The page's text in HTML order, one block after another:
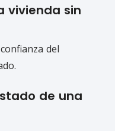
vivienda sin
del
de una